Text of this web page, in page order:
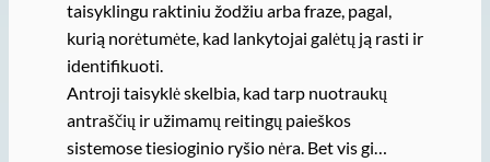
taisyklingu raktiniu žodžiu arba fraze, pagal,
kurią norėtumėte, kad lankytojai galėtų ją rasti ir
identifikuoti.
Antroji taisyklė skelbia, kad tarp nuotraukų
antraščių ir užimamų reitingų paieškos
sistemose tiesioginio ryšio nėra. Bet vis gi…